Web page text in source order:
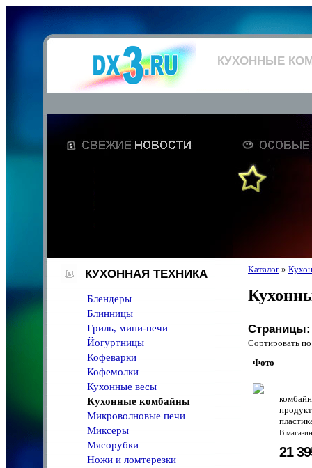
КУХОННЫЕ
КУХОННАЯ ТЕХНИКА
Блендеры
Блинницы
Гриль, мини-печи
Йогуртницы
Кофеварки
Кофемолки
Кухонные весы
Кухонные комбайны
Микроволновые печи
Миксеры
Мясорубки
Ножи и ломтерезки
Каталог »
Страницы:
Сортировать
Фото
В
21